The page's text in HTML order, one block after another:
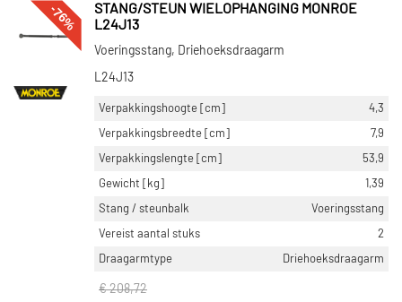
-76%
STANG/STEUN WIELOPHANGING MONROE
L24J13
Voeringsstang, Driehoeksdraagarm
L24J13
Verpakkingshoogte [cm]
4,3
Verpakkingsbreedte [cm]
7,9
Verpakkingslengte [cm]
53,9
Gewicht [kg]
1,39
Stang / steunbalk
Voeringsstang
Vereist aantal stuks
2
Draagarmtype
Driehoeksdraagarm
€ 208,72